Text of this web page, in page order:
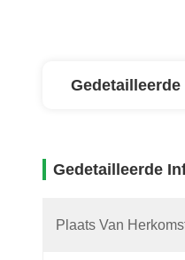
Gedetailleerde
Plaats Van